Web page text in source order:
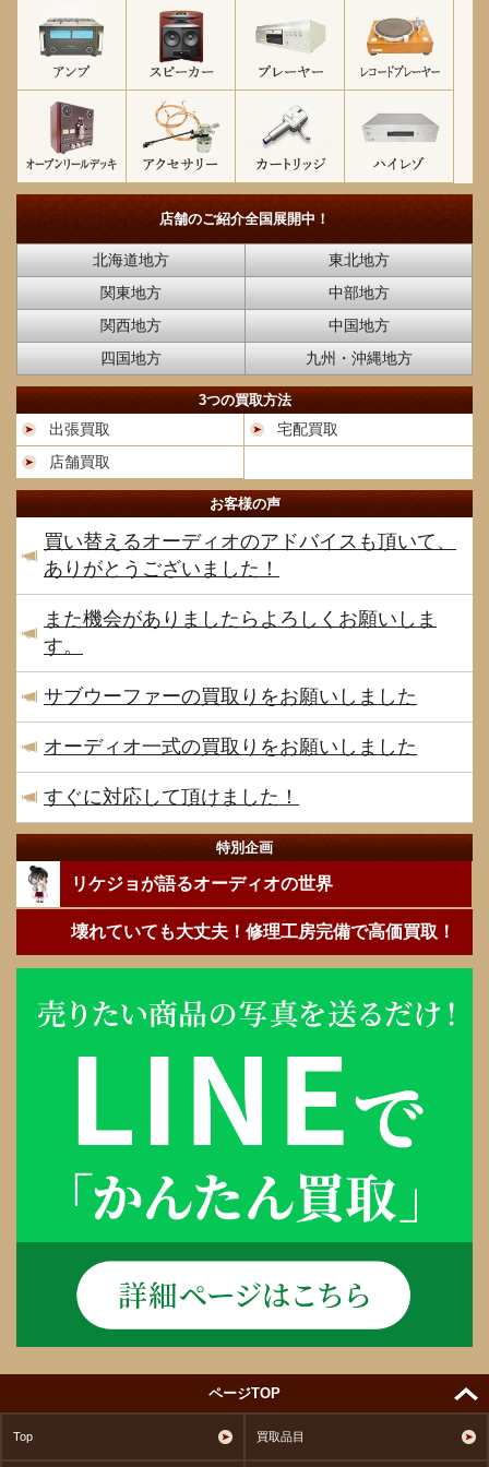
店舗のご紹介全国展開中！
北海道地方
東北地方
関東地方
中部地方
関西地方
中国地方
四国地方
九州・沖縄地方
3つの買取方法
出張買取
宅配買取
店舗買取
お客様の声
買い替えるオーディオのアドバイスも頂いて、
ありがとうございました！
また機会がありましたらよろしくお願いしま
す。
サブウーファーの買取りをお願いしました
オーディオ一式の買取りをお願いしました
すぐに対応して頂けました！
特別企画
リケジョが語るオーディオの世界
壊れていても大丈夫！修理工房完備で高価買取！
ページTOP
Top 買取品目